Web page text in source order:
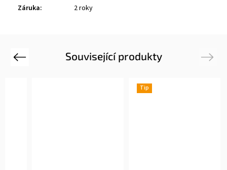
Záruka: 2 roky
Související produkty
Previous
Tip
Next